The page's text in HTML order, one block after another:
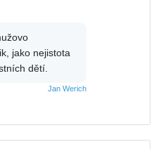
jako nejistota
dětí.
Jan Werich